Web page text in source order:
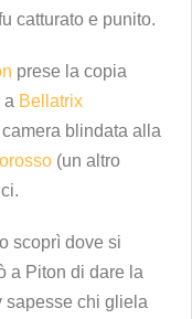
catturato e punito.
prese la copia
a Bellatrix
blindata alla
(un altro
scoprì dove si
a Piton di dare la
sapesse chi gliela